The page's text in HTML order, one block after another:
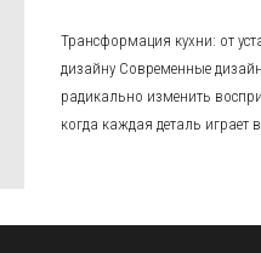
Трансформация кухни: от
дизайну Современные
радикально изменить
когда каждая деталь играет